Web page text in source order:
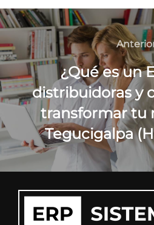
Navegación
de
entradas¿Qué es un
distribuidoras y
transformar tu
Tegucigalpa